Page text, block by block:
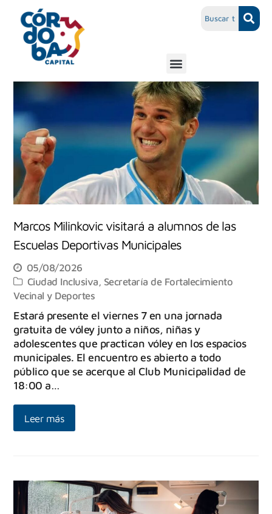
Marcos Milinkovic visitará a alumnos de las
Escuelas Deportivas Municipales
05/08/2026
Ciudad Inclusiva Secretaría de Fortalecimiento
Vecinal y Deportes
Estará presente el viernes 7 en una jornada
gratuita de vóley junto a niños, niñas y
adolescentes que practican vóley en los espacios
municipales. El encuentro es abierto a todo
público que se acerque al Club Municipalidad de
18:00 a…
Leer más